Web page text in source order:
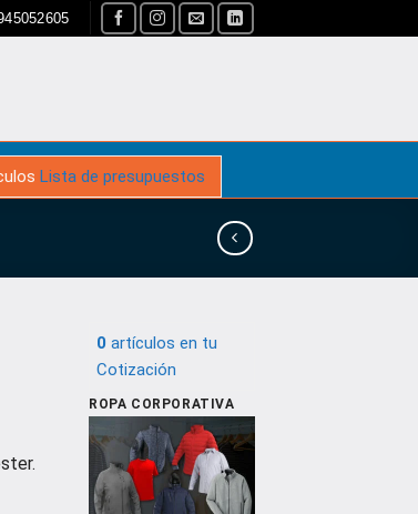
Lista de presupuestos
0 artículos en tu
Cotización
ROPA CORPORATIVA